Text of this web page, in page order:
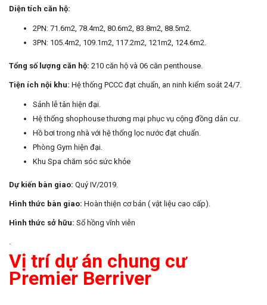
Diện tích căn hộ:
2PN: 71.6m2, 78.4m2, 80.6m2, 83.8m2, 88.5m2.
3PN: 105.4m2, 109.1m2, 117.2m2, 121m2, 124.6m2.
Tổng số lượng căn hộ: 210 căn hộ và 06 căn penthouse.
Tiện ích nội khu: Hệ thống PCCC đạt chuẩn, an ninh kiểm soát 24/7.
Sảnh lễ tân hiện đại.
Hệ thống shophouse thương mại phục vụ cộng đồng dân cư.
Hồ bơi trong nhà với hệ thống lọc nước đạt chuẩn.
Phòng Gym hiện đại.
Khu Spa chăm sóc sức khỏe
Dự kiến bàn giao: Quý IV/2019.
Hình thức bàn giao: Hoàn thiện cơ bản ( vật liệu cao cấp).
Hình thức sở hữu: Sổ hồng vĩnh viễn
Vị trí dự án chung cư
Premier Berriver